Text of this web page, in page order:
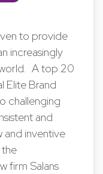
to provide
increasingly
A top 20
Elite Brand
challenging
and
and inventive
firm Salans